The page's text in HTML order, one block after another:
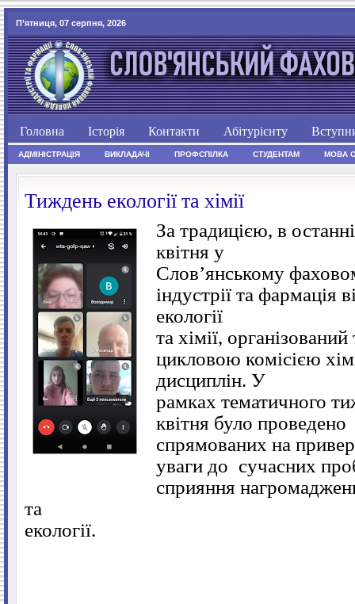
П’ятниця, 07 серпня, 2026
Головна Історія Контакти Абітурієнту
АДМІНІСТРАЦІЯ ВИКЛАДАЧІ ПРОФСПІЛКА СТУДЕНТАМ МОВА
Тиждень екології та хімії
За традицією, в
квітня у
Слов’янському
індустрії та фармація
екології
та хімії,
цикловою комісією
дисциплін. У
рамках тематичного
квітня було проведено
спрямованих на
уваги до сучасних
сприяння
та
екології.